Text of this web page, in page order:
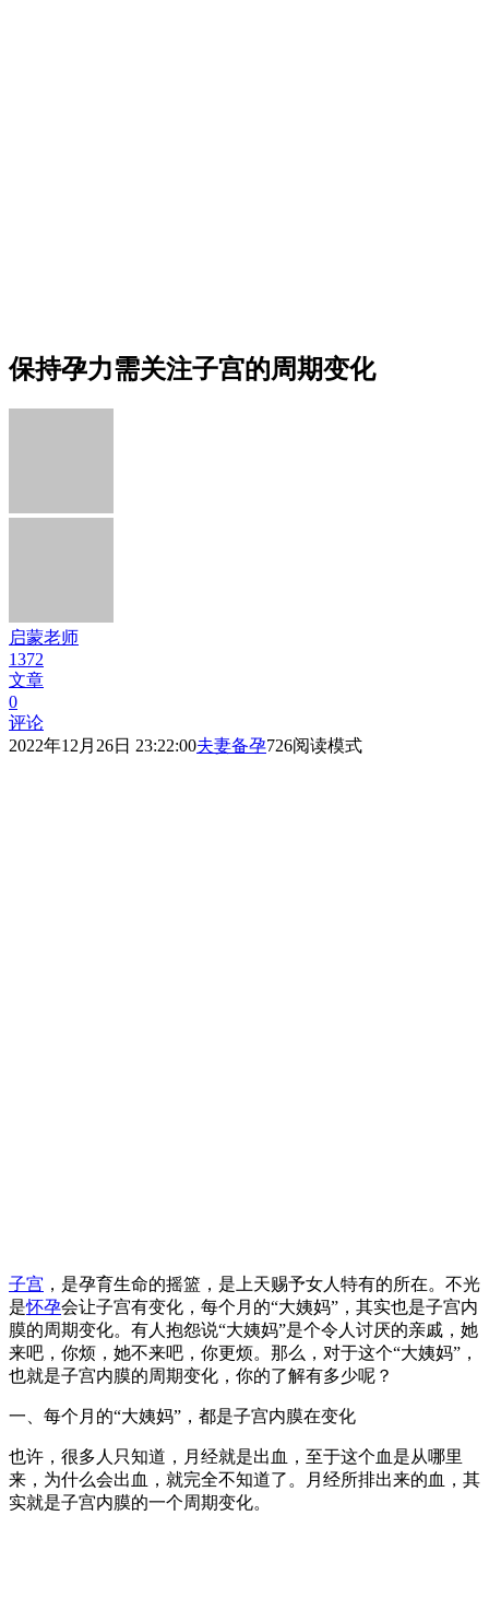
保持孕力需关注子宫的周期变化
启蒙老师
1372
文章
0
评论
2022年12月26日 23:22:00夫妻备孕726阅读模式
子宫 ，是孕育生命的摇篮，是上天赐予女人特有的所在。不光
是怀孕会让子宫有变化，每个月的“大姨妈”，其实也是子宫内
膜的周期变化。有人抱怨说“大姨妈”是个令人讨厌的亲戚，她
来吧，你烦，她不来吧，你更烦。那么，对于这个“大姨妈”，
也就是子宫内膜的周期变化，你的了解有多少呢？
一、每个月的“大姨妈”，都是子宫内膜在变化
也许，很多人只知道，月经就是出血，至于这个血是从哪里
来，为什么会出血，就完全不知道了。月经所排出来的血，其
实就是子宫内膜的一个周期变化。